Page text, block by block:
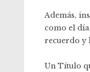
Además,
como el
recuerdo y
Un Título